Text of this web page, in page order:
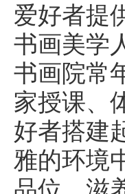
爱好者提
书画美学
书画院常
家授课、
好者搭建
雅的环境